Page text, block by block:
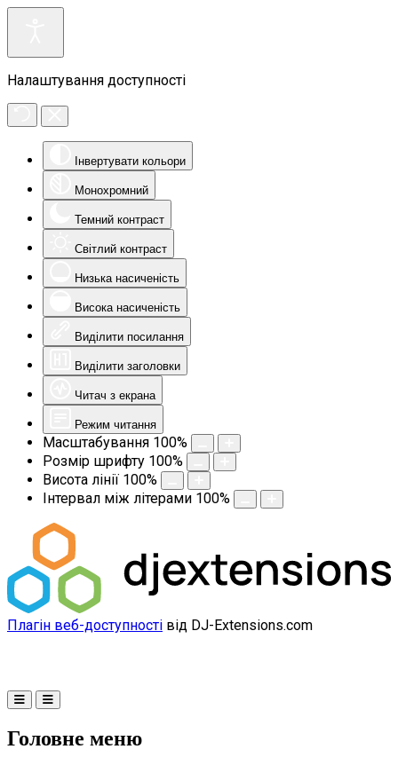
Налаштування доступності
Інвертувати кольори
Монохромний
Темний контраст
Світлий контраст
Низька насиченість
Висока насиченість
Виділити посилання
Виділити заголовки
Читач з екрана
Режим читання
Масштабування 100%
Розмір шрифту 100%
Висота лінії 100%
Інтервал між літерами 100%
Плагін веб-доступності від DJ-Extensions.com
Головне меню